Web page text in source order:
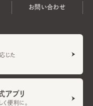
お問い合わせ
じた
プリ
便利に。